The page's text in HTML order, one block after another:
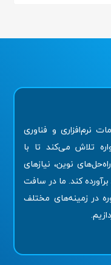
نرم‌افزاری و فناوری
تلاش می‌کند تا با
نوین، نیازهای
کند. ما در سافت
در زمینه‌های مختلف